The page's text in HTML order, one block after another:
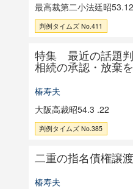
最高裁第二小法廷昭
判例タイムズ No.411
特集 最近の話題
相続の承認・放棄
椿寿夫
大阪高裁昭54.3 .22
判例タイムズ No.385
二重の指名債権譲
椿寿夫